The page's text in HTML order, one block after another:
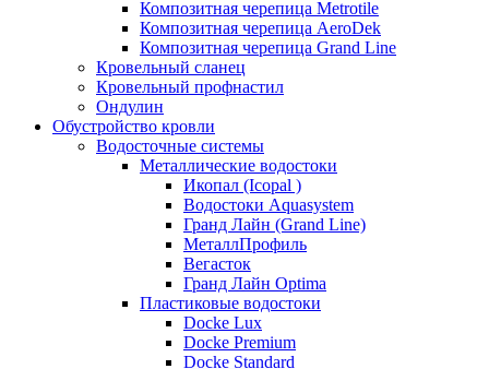
Композитная черепица Metrotile
Композитная черепица AeroDek
Композитная черепица Grand Line
Кровельный сланец
Кровельный профнастил
Ондулин
Обустройство кровли
Водосточные системы
Металлические водостоки
Икопал (Icopal )
Водостоки Aquasystem
Гранд Лайн (Grand Line)
МеталлПрофиль
Вегасток
Гранд Лайн Optima
Пластиковые водостоки
Docke Lux
Docke Premium
Docke Standard